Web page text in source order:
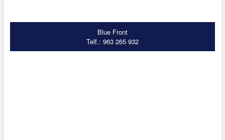
Blue Front
Telf.: 963 265 932